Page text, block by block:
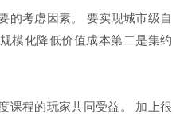
的考虑因素。 要实现城市级自
模化降低价值成本第二是集约
课程的玩家共同受益。 加上很